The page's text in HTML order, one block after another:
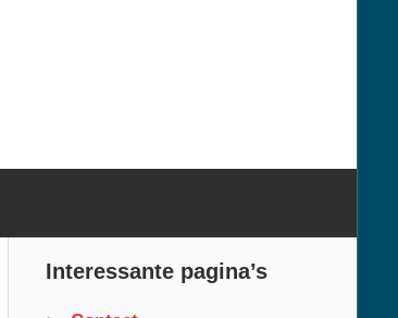
Interessante pagina’s